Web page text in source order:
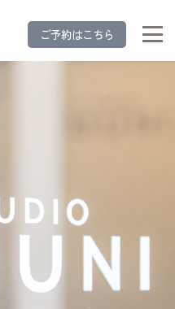
ご予約はこちら